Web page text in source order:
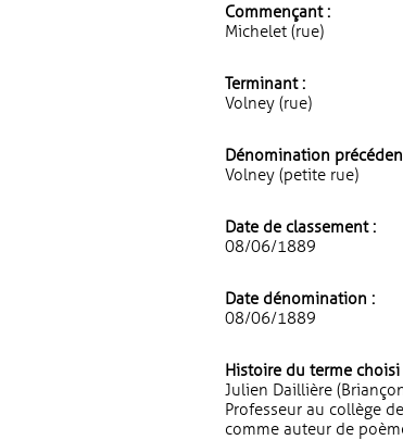
Commençant :
Michelet (rue)
Terminant :
Volney (rue)
Dénomination
Volney (petite rue)
Date de classement :
08/06/1889
Date dénomination :
08/06/1889
Histoire du terme choisi
Julien Daillière
Professeur au collège
comme auteur de